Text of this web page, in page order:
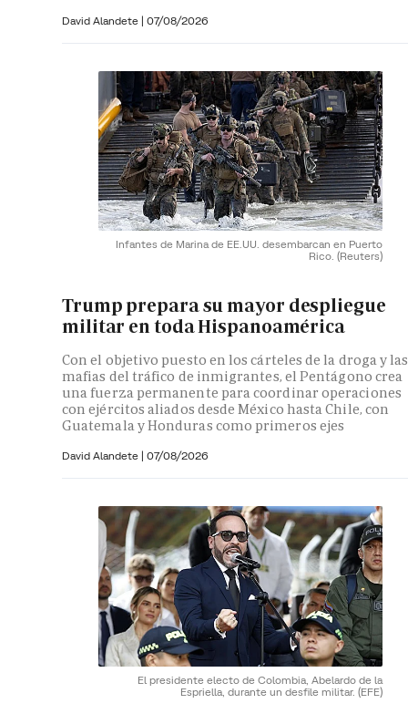
David Alandete | 07/08/2026
Infantes de Marina de EE.UU. desembarcan en Puerto
Rico. (Reuters)
Trump prepara su mayor despliegue
militar en toda Hispanoamérica
Con el objetivo puesto en los cárteles de la droga y las
mafias del tráfico de inmigrantes, el Pentágono crea
una fuerza permanente para coordinar operaciones
con ejércitos aliados desde México hasta Chile, con
Guatemala y Honduras como primeros ejes
David Alandete | 07/08/2026
El presidente electo de Colombia, Abelardo de la
Espriella, durante un desfile militar. (EFE)